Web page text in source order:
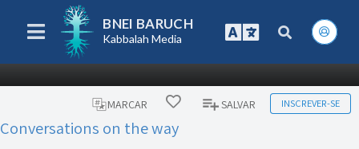
BNEI BARUCH
Kabbalah Media
MARCAR SALVAR INSCREVER-SE
Conversations on the way